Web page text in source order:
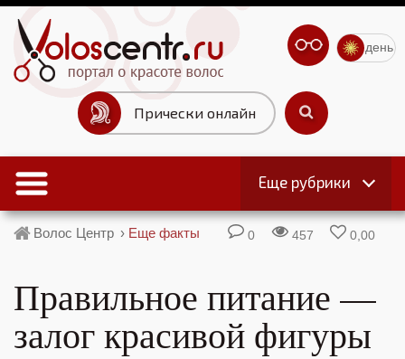
Прически онлайн
день
Еще рубрики
Волос Центр › Еще факты 0 457 0,00
Правильное питание —
залог красивой фигуры